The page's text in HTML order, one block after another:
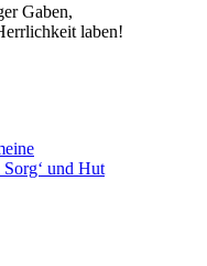
Gaben,
laben!
und Hut